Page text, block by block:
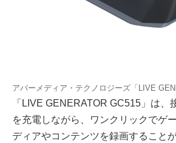
アバーメディア・テクノロジーズ「LIVE
「LIVE GENERATOR GC515」は、
を充電しながら、ワンクリックでゲ
ディアやコンテンツを録画すること